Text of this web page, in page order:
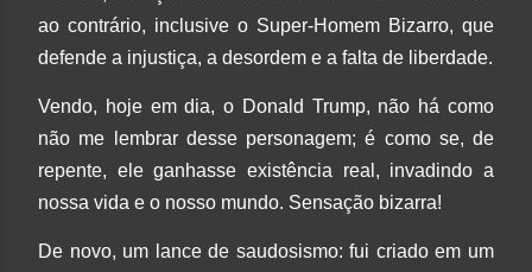
ao contrário, inclusive o Super-Homem Bizarro, que
defende a injustiça, a desordem e a falta de liberdade.
Vendo, hoje em dia, o Donald Trump, não há como
não me lembrar desse personagem; é como se, de
repente, ele ganhasse existência real, invadindo a
nossa vida e o nosso mundo. Sensação bizarra!
De novo, um lance de saudosismo: fui criado em um